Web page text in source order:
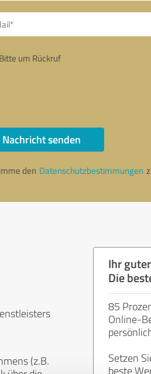
Bitte um Rückruf
Nachricht senden
den Datenschutzbestimmungen
(z.B.
Ihr
Die
85
Online-
Setzen
beste